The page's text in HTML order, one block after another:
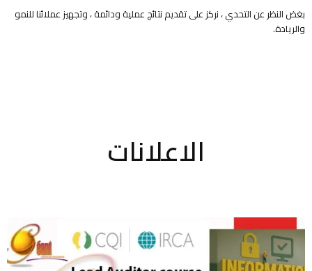
بغض النظر عن التحدي ، نركز على تقديم نتائج عملية ودائمة ، وتجهيز عملائنا للنمو
والريادة.
الاعلانات